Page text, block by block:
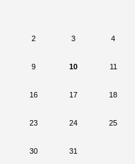
2 3 4
9 10 11
16 17 18
23 24 25
30 31